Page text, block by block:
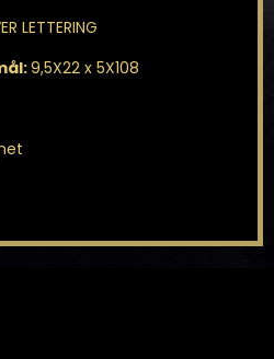
LETTERING
9,5X22 x 5X108